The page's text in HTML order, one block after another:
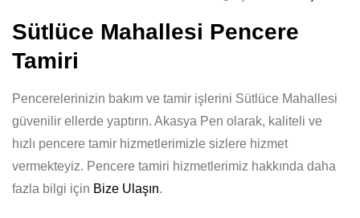
Sütlüce Mahallesi Pencere
Tamiri
Pencerelerinizin bakım ve tamir işlerini Sütlüce Mahallesi
güvenilir ellerde yaptırın. Akasya Pen olarak, kaliteli ve
hızlı pencere tamir hizmetlerimizle sizlere hizmet
vermekteyiz. Pencere tamiri hizmetlerimiz hakkında daha
fazla bilgi için Bize Ulaşın.